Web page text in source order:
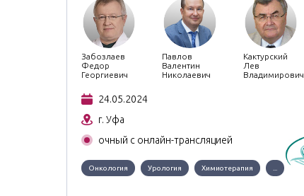
Забозлаев
Федор
Георгиевич
Павлов
Валентин
Николаевич
Кактурский
Лев
Владимирович
24.05.2024
г. Уфа
очный с онлайн-трансляцией
Онкология Урология Химиотерапия ...